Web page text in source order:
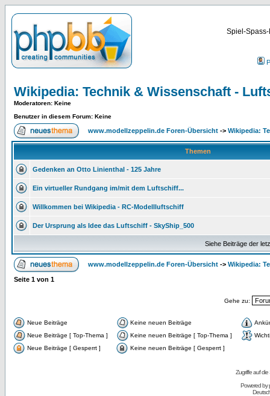
Spiel-
Wikipedia: Technik & Wissenschaft -
Moderatoren: Keine
Benutzer in diesem Forum: Keine
www.modellzeppelin.de Foren-Übersicht -> Wikipedia:
Themen
Gedenken an Otto Linienthal - 125 Jahre
Ein virtueller Rundgang im/mit dem Luftschiff...
Willkommen bei Wikipedia - RC-Modellluftschiff
Der Ursprung als Idee das Luftschiff - SkyShip_500
Siehe Beiträge der
www.modellzeppelin.de Foren-Übersicht -> Wikipedia:
Seite 1 von 1
Gehe zu:
Neue Beiträge Keine neuen Beiträge
Neue Beiträge [ Top-Thema ]
Keine neuen Beiträge [ Top-Thema ]
Neue Beiträge [ Gesperrt ]
Keine neuen Beiträge [ Gesperrt ]
Zugriffe auf
Powered by